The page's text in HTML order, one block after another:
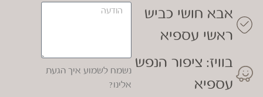
אבא חושי כביש
ראשי עספיא
בוויז: ציפור הנפש
עספיא
נשמח לשמוע איך הגעת
אלינו?